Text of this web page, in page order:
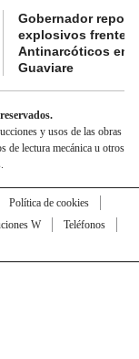
Gobernador
explosivos frente a
Antinarcóticos en
Guaviare
y usos de las obras
de lectura mecánica u otros
Política de cookies
W
Teléfonos